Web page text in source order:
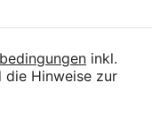
inkl.
die Hinweise zur